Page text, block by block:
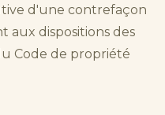
d'une contrefaçon
aux dispositions des
Code de propriété